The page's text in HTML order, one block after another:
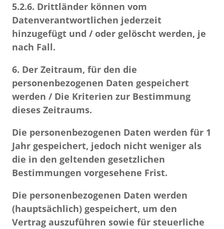
5.2.6. Drittländer können vom
Datenverantwortlichen jederzeit
hinzugefügt und / oder gelöscht werden, je
nach Fall.
6. Der Zeitraum, für den die
personenbezogenen Daten gespeichert
werden / Die Kriterien zur Bestimmung
dieses Zeitraums.
Die personenbezogenen Daten werden für 1
Jahr gespeichert, jedoch nicht weniger als
die in den geltenden gesetzlichen
Bestimmungen vorgesehene Frist.
Die personenbezogenen Daten werden
(hauptsächlich) gespeichert, um den
Vertrag auszuführen sowie für steuerliche